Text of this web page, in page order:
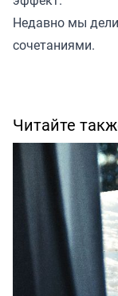
Недавно мы
сочетаниями.
Читайте